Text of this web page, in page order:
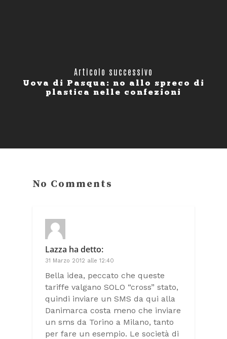
Articolo successivo
Uova di Pasqua: no allo spreco di
plastica nelle confezioni
No Comments
Lazza ha detto:
31 Marzo 2012 alle 12:40
Bella idea, peccato che queste
tariffe valgano SOLO “cross” stato,
quindi inviare un SMS da qui alla
Danimarca costa meno che inviare
un sms da Torino a Milano, tanto
per fare un esempio. Le società di